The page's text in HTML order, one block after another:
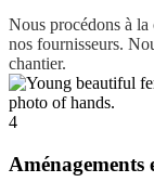
Nous procédons à la
nos fournisseurs.
chantier.
4
Aménagements